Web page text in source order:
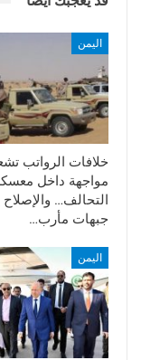
اليمن
خلافات الرواتب
مواجهة داخل
التحالف…
جبهات مأرب…
اليمن